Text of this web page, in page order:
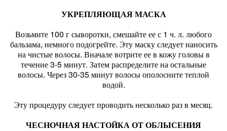
УКРЕПЛЯЮЩАЯ МАСКА
Возьмите 100 г сыворотки, смешайте ее с 1 ч. л. любого
бальзама, немного подогрейте. Эту маску следует наносить
на чистые волосы. Вначале вотрите ее в кожу головы в
течение 3-5 минут. Затем распределите на остальные
волосы. Через 30-35 минут волосы ополосните теплой
водой.
Эту процедуру следует проводить несколько раз в месяц.
ЧЕСНОЧНАЯ НАСТОЙКА ОТ ОБЛЫСЕНИЯ